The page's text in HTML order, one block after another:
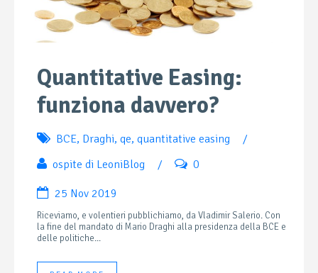
Quantitative Easing:
funziona davvero?
BCE, Draghi, qe, quantitative easing
/
ospite di LeoniBlog
/ 0
25 Nov 2019
Riceviamo, e volentieri pubblichiamo, da Vladimir Salerio. Con
la fine del mandato di Mario Draghi alla presidenza della BCE e
delle politiche...